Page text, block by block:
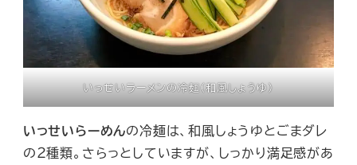
いっせいラーメンの冷麺（和風しょうゆ）
いっせいらーめんの冷麺は、和風しょうゆとごまダレ
の２種類。さらっとしていますが、しっかり満足感があ